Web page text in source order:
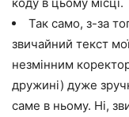
Так само, з-за
звичайний текст
незмінним
дружині) дуже
саме в ньому. Ні,